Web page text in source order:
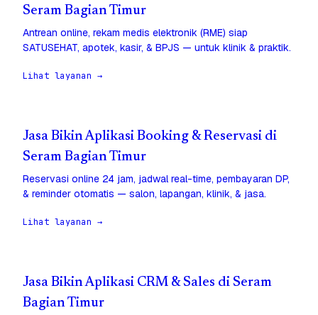
Seram Bagian Timur
Antrean online, rekam medis elektronik (RME) siap
SATUSEHAT, apotek, kasir, & BPJS — untuk klinik & praktik.
Lihat layanan →
Jasa Bikin Aplikasi Booking & Reservasi di
Seram Bagian Timur
Reservasi online 24 jam, jadwal real-time, pembayaran DP,
& reminder otomatis — salon, lapangan, klinik, & jasa.
Lihat layanan →
Jasa Bikin Aplikasi CRM & Sales di Seram
Bagian Timur